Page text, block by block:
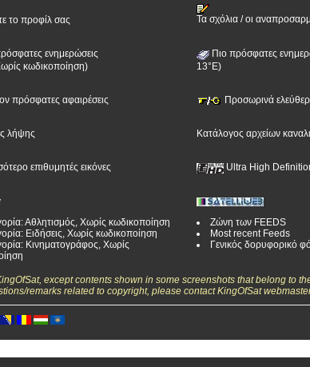
το προφίλ σας
Τα σχόλια / οι
ενημερώσεις
κωδικοποίηση)
Πιο πρόσφατες
13°E)
πρόσφατες αφαιρέσεις Προσωρινά
λήψης Κατάλογος αρχείων
επιθυμητές εικόνες Ultra High
Αθλητισμός, Χωρίς κωδικοποίηση
Ειδήσεις, Χωρίς κωδικοποίηση
Κινηματογράφος, Χωρίς
Ζώνη των FEEDS
Most recent Feeds
Γενικός δορυφορικό
except contents shown in some screenshots that belong to
remarks related to copyright, please contact KingOfSat